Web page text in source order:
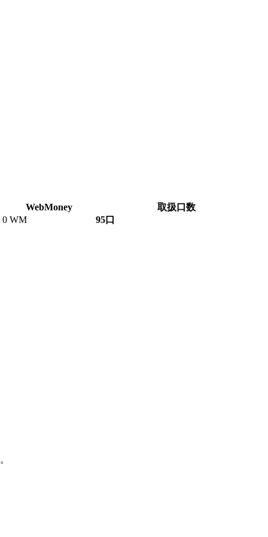
WebMoney
取扱口数
0 WM 95口